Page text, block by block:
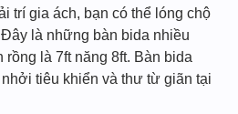
trí gia ách, bạn có thể lóng chộ
là những bàn bida nhiều
là 7ft năng 8ft. Bàn bida
tiêu khiển và thư từ giãn tại